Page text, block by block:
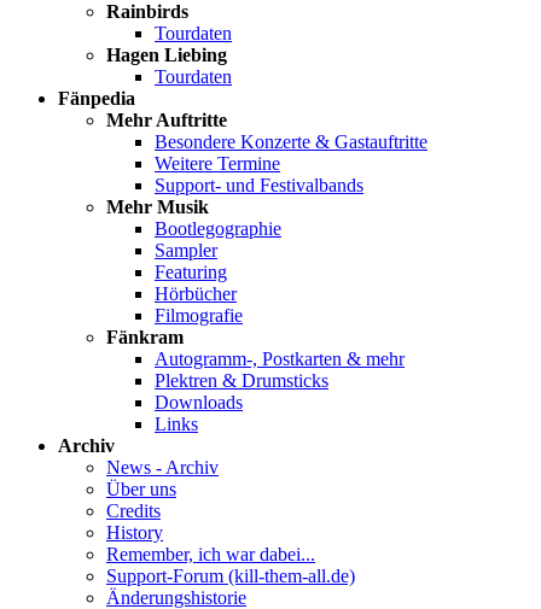
Rainbirds
Tourdaten
Hagen Liebing
Tourdaten
Fänpedia
Mehr Auftritte
Besondere Konzerte & Gastauftritte
Weitere Termine
Support- und Festivalbands
Mehr Musik
Bootlegographie
Sampler
Featuring
Hörbücher
Filmografie
Fänkram
Autogramm-, Postkarten & mehr
Plektren & Drumsticks
Downloads
Links
Archiv
News - Archiv
Über uns
Credits
History
Remember, ich war dabei...
Support-Forum (kill-them-all.de)
Änderungshistorie